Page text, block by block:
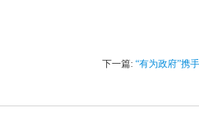
下一篇: “有为政府”携